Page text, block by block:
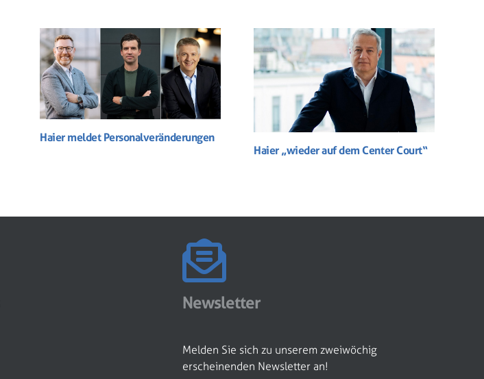
Haier meldet Personalveränderungen
Haier „wieder auf dem Center Court“
Newsletter
Melden Sie sich zu unserem zweiwöchig
erscheinenden Newsletter an!